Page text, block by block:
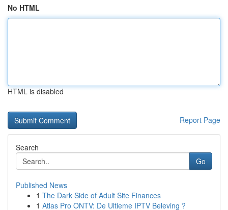
No HTML
HTML is disabled
Report Page
Search
Go
Published News
1 The Dark Side of Adult Site Finances
1 Atlas Pro ONTV: De Ultieme IPTV Beleving ?